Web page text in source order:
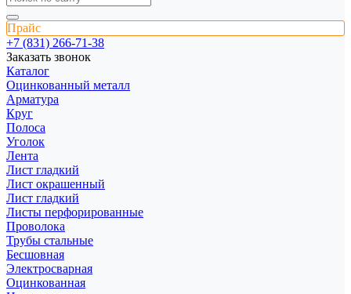
Прайс
+7 (831) 266-71-38
Заказать звонок
Каталог
Оцинкованный металл
Арматура
Круг
Полоса
Уголок
Лента
Лист гладкий
Лист окрашенный
Лист гладкий
Листы перфорированные
Проволока
Трубы стальные
Бесшовная
Электросварная
Оцинкованная